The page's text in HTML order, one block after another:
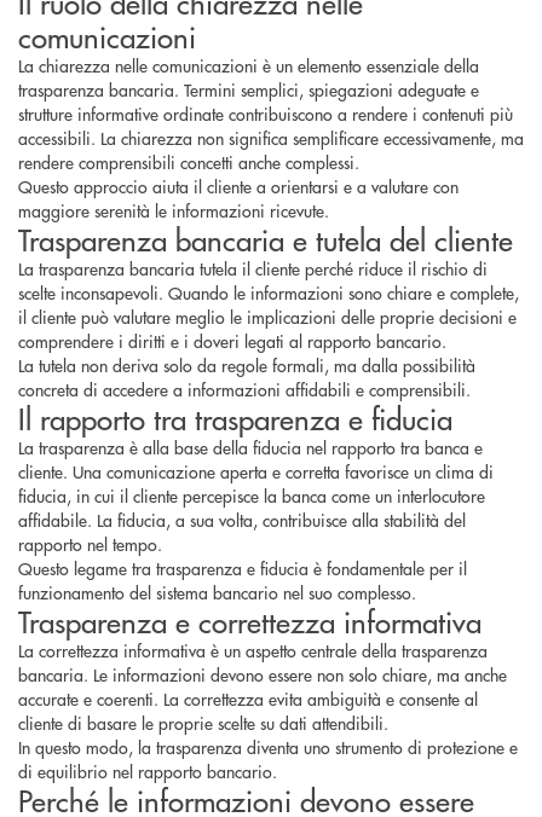
comunicazioni
La chiarezza nelle comunicazioni è un elemento essenziale della
trasparenza bancaria. Termini semplici, spiegazioni adeguate e
strutture informative ordinate contribuiscono a rendere i contenuti più
accessibili. La chiarezza non significa semplificare eccessivamente, ma
rendere comprensibili concetti anche complessi.
Questo approccio aiuta il cliente a orientarsi e a valutare con
maggiore serenità le informazioni ricevute.
Trasparenza bancaria e tutela del cliente
La trasparenza bancaria tutela il cliente perché riduce il rischio di
scelte inconsapevoli. Quando le informazioni sono chiare e complete,
il cliente può valutare meglio le implicazioni delle proprie decisioni e
comprendere i diritti e i doveri legati al rapporto bancario.
La tutela non deriva solo da regole formali, ma dalla possibilità
concreta di accedere a informazioni affidabili e comprensibili.
Il rapporto tra trasparenza e fiducia
La trasparenza è alla base della fiducia nel rapporto tra banca e
cliente. Una comunicazione aperta e corretta favorisce un clima di
fiducia, in cui il cliente percepisce la banca come un interlocutore
affidabile. La fiducia, a sua volta, contribuisce alla stabilità del
rapporto nel tempo.
Questo legame tra trasparenza e fiducia è fondamentale per il
funzionamento del sistema bancario nel suo complesso.
Trasparenza e correttezza informativa
La correttezza informativa è un aspetto centrale della trasparenza
bancaria. Le informazioni devono essere non solo chiare, ma anche
accurate e coerenti. La correttezza evita ambiguità e consente al
cliente di basare le proprie scelte su dati attendibili.
In questo modo, la trasparenza diventa uno strumento di protezione e
di equilibrio nel rapporto bancario.
Perché le informazioni devono essere